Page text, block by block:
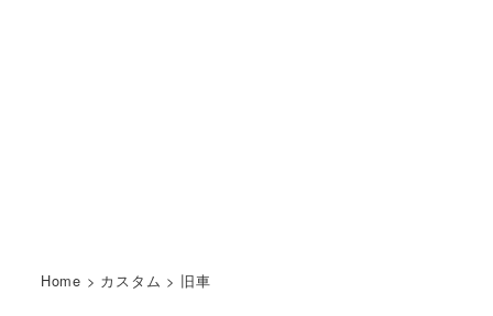
Home > カスタム > 旧車